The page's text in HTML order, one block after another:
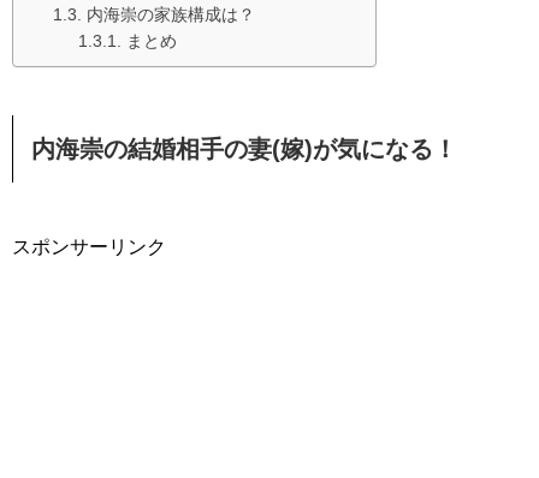
内海崇の家族構成は？
まとめ
内海崇の結婚相手の妻(嫁)が気になる！
スポンサーリンク